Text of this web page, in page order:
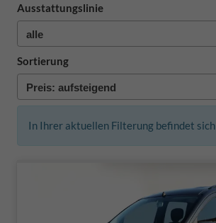
Ausstattungslinie
Sortierung
In Ihrer aktuellen Filterung befindet sich